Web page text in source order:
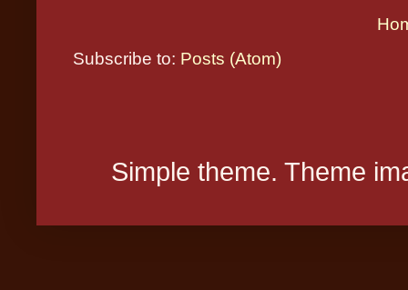
Subscribe to: Posts (Atom)
Simple theme. Theme